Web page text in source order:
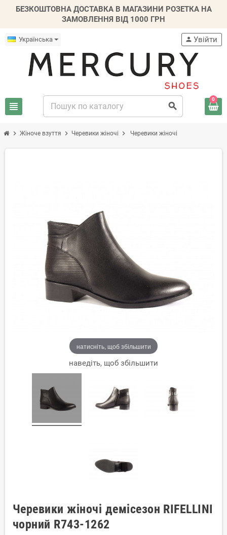
БЕЗКОШТОВНА ДОСТАВКА В МАГАЗИНИ РОЗЕТКА НА
ЗАМОВЛЕННЯ ВІД 1000 ГРН
Українська
view_headline search
person Увійти
0
chevron_right Жіноче взуття chevron_right Черевики жіночі chevron_right Черевики жіночі
натисніть, щоб збільшити
наведіть, щоб збільшити
Черевики жіночі демісезон RIFELLINI
чорний R743-1262